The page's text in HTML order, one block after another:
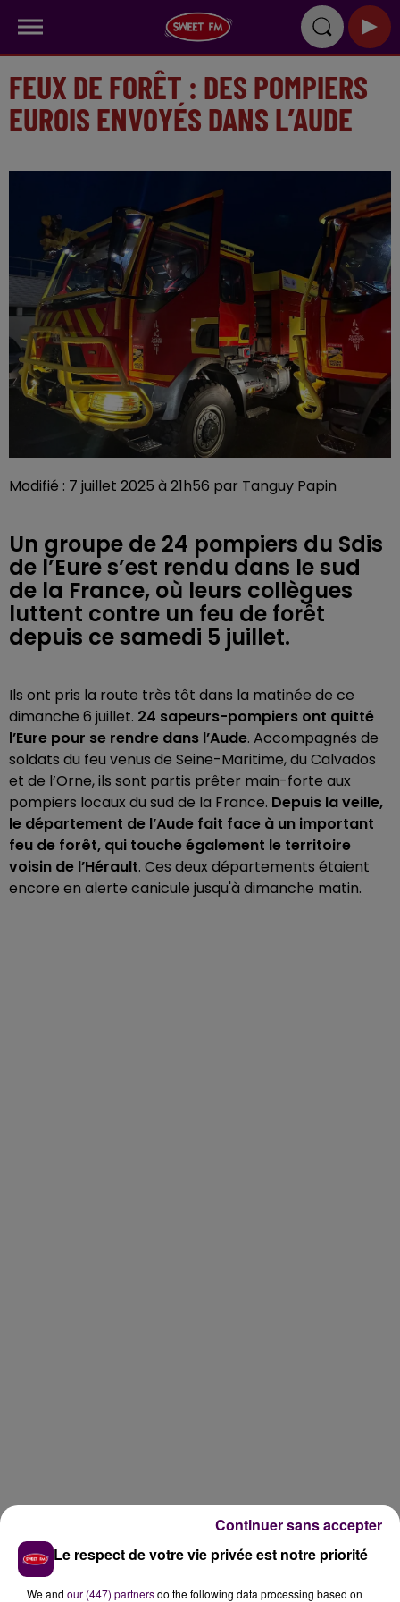
FEUX DE FORÊT : DES POMPIERS
EUROIS ENVOYÉS DANS L’AUDE
Modifié : 7 juillet 2025 à 21h56 par Tanguy Papin
Un groupe de 24 pompiers du Sdis
de l’Eure s’est rendu dans le sud
de la France, où leurs collègues
luttent contre un feu de forêt
depuis ce samedi 5 juillet.
Ils ont pris la route très tôt dans la matinée de ce
dimanche 6 juillet. 24 sapeurs-pompiers ont quitté
l’Eure pour se rendre dans l’Aude. Accompagnés de
soldats du feu venus de Seine-Maritime, du Calvados
et de l’Orne, ils sont partis prêter main-forte aux
pompiers locaux du sud de la France. Depuis la veille,
le département de l’Aude fait face à un important
feu de forêt, qui touche également le territoire
voisin de l’Hérault. Ces deux départements étaient
encore en alerte canicule jusqu'à dimanche matin.
500 HECTARES DÉJÀ BRÛLÉS
L’incendie est particulièrement important.Ce lundi 7
Le respect de votre vie privée est notre priorité
We and our (447) partnersdo the following data processing based on
Continuer sans accepter